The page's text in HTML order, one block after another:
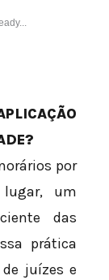
por
lugar, um
das
prática
juízes e